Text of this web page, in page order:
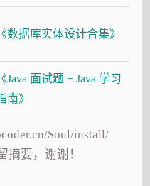
《数据库实体设计合集》
《Java 面试题 + Java 学习
南》
Soul/install/
摘要，谢谢！